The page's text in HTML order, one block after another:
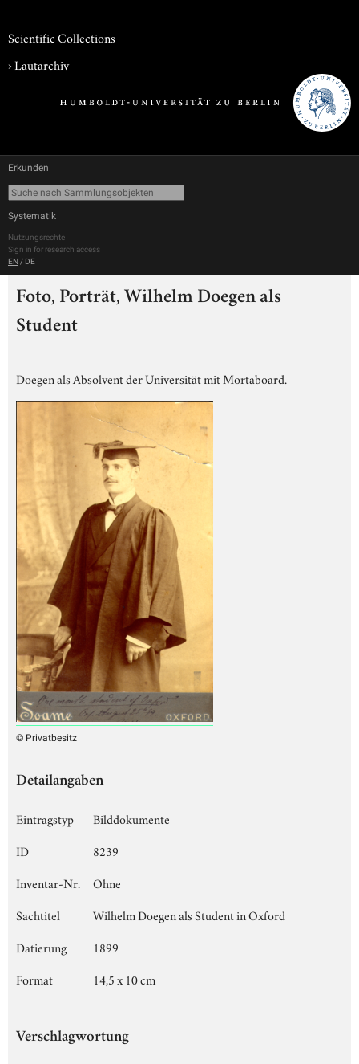
Scientific Collections
›Lautarchiv
Erkunden
Systematik
Nutzungsrechte
Sign in for research access
EN / DE
Foto, Porträt, Wilhelm Doegen als
Student
Doegen als Absolvent der Universität mit Mortaboard.
© Privatbesitz
Detailangaben
Eintragstyp
Bilddokumente
ID
8239
Inventar-Nr.
Ohne
Sachtitel
Wilhelm Doegen als Student in Oxford
Datierung
1899
Format
14,5 x 10 cm
Verschlagwortung